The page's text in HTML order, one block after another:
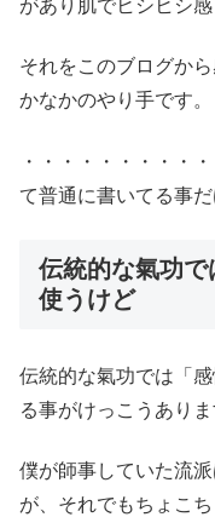
があり肌でヒシヒシ感
それをこのブログか
かなかのやり手です。
・・・・・・・・・
て普通に書いてる事だ
伝統的な氣功で
使うけど
伝統的な氣功では「
る事がけっこうありま
僕が師事していた流
が、それでもちょこ